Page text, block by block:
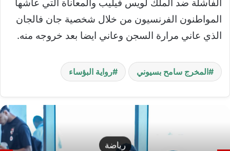
الفاشلة ضد الملك لويس فيليب والمعاناة التي عاشها
المواطنون الفرنسيون من خلال شخصية جان فالجان
الذي عاني مرارة السجن وعاني ايضا بعد خروجه منه.
المخرج سامح بسيوني رواية البؤساء
رياضة